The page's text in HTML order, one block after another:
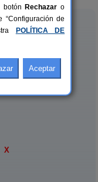
X
botón Rechazar o
“Configuración de
POLÍTICA DE